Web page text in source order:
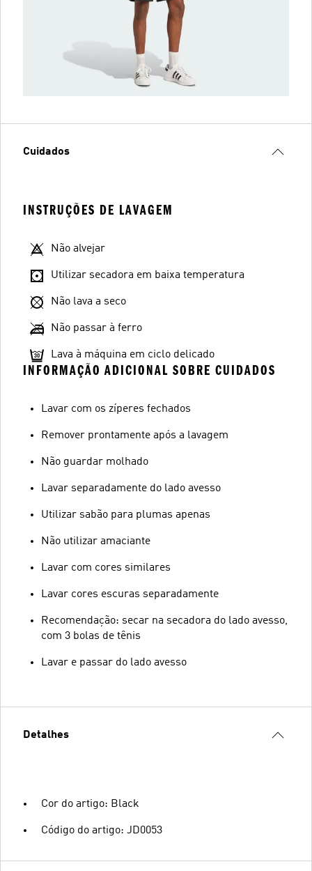
Cuidados
INSTRUÇÕES DE LAVAGEM
Não alvejar
Utilizar secadora em baixa temperatura
Não lava a seco
Não passar à ferro
Lava à máquina em ciclo delicado
INFORMAÇÃO ADICIONAL SOBRE CUIDADOS
Lavar com os zíperes fechados
Remover prontamente após a lavagem
Não guardar molhado
Lavar separadamente do lado avesso
Utilizar sabão para plumas apenas
Não utilizar amaciante
Lavar com cores similares
Lavar cores escuras separadamente
Recomendação: secar na secadora do lado avesso,
com 3 bolas de tênis
Lavar e passar do lado avesso
Detalhes
Cor do artigo: Black
Código do artigo: JD0053